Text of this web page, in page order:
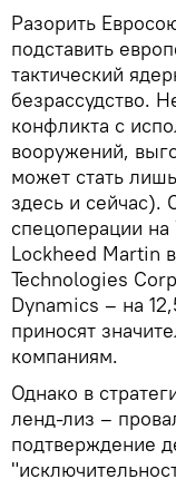
Разорить
подставить
тактический
безрассудство.
конфликта с
вооружений,
может стать
здесь и сейчас).
спецоперации на
Lockheed Martin
Technologies
Dynamics – на
приносят
компаниям.
Однако в
ленд-лиз –
подтверждение